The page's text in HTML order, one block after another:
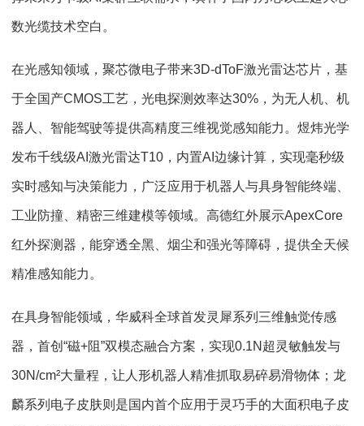
数光缆技术空白。
在光感知领域，聚芯微电子带来3D-dToF激光雷达芯片，基
于全国产CMOS工艺，光电探测效率达30%，为无人机、机
器人、智能驾驶等提供高精度三维视觉感知能力。煜炜光学
发布千线级AI激光雷达T10，内置AI边缘计算，实现毫秒级
实时感知与决策能力，广泛应用于机器人与具身智能终端、
工业防撞、精密三维建模等领域。高德红外展示ApexCore
红外探测器，能穿透全黑、烟尘和强光等障碍，提供全天候
精准感知能力。
在具身智能领域，华威科全球首发灵犀系列三维触觉传感
器，首创“磁+阻”双模态融合方案，实现0.1N超灵敏触发与
30N/cm²大量程，让人形机器人精准抓取易碎易滑物体；龙
麟系列电子皮肤则是国内首个应用于灵巧手的大面积电子皮